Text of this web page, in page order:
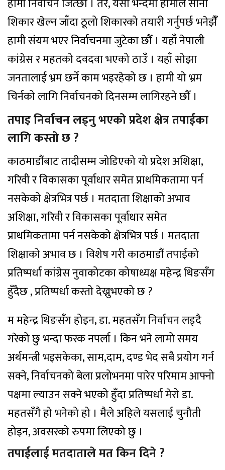
हामी निर्वाचन जित्छौँ । तर, यसो भन्दैमा हामीले सानो
शिकार खेल्न जाँदा ठूलो शिकारको तयारी गर्नुपर्छ भनेझैंँ
हामी संयम भएर निर्वाचनमा जुटेका छौँ । यहाँ नेपाली
कांग्रेस र महतको दवदवा भएको ठाउँ । यहाँ सोझा
जनतालाई भ्रम छर्ने काम भइरहेको छ । हामी यो भ्रम
चिर्नको लागि निर्वाचनको दिनसम्म लागिरहने छौँ ।
तपाइ निर्वाचन लड्नु भएको प्रदेश क्षेत्र तपाईका
लागि कस्तो छ ?
काठमाडौंबाट तादीसम्म जोडिएको यो प्रदेश अशिक्षा,
गरिवी र विकासका पूर्वाधार समेत प्राथमिकतामा पर्न
नसकेको क्षेत्रभित्र पर्छ । मतदाता शिक्षाको अभाव
अशिक्षा, गरिवी र विकासका पूर्वाधार समेत
प्राथमिकतामा पर्न नसकेको क्षेत्रभित्र पर्छ । मतदाता
शिक्षाको अभाव छ । विशेष गरी काठमाडौं तपाईको
प्रतिष्पर्धा कांग्रेस नुवाकोटका कोषाध्यक्ष महेन्द्र थिङसँग
हुँदैछ , प्रतिष्पर्धा कस्तो देख्नुभएको छ ?
म महेन्द्र थिङसँग होइन, डा. महतसँग निर्वाचन लड्दै
गरेको छु भन्दा फरक नपर्ला । किन भने लामो समय
अर्थमन्त्री भइसकेका, साम,दाम, दण्ड भेद सबै प्रयोग गर्न
सक्ने, निर्वाचनको बेला प्रलोभनमा पारेर परिमाम आफ्नो
पक्षमा ल्याउन सक्ने भएको हुँदा प्रतिष्पर्धा मेरो डा.
महतसँगै हो भनेको हो । मैले अहिले यसलाई चुनौती
होइन, अवसरको रुपमा लिएको छु ।
तपाईलाई मतदाताले मत किन दिने ?